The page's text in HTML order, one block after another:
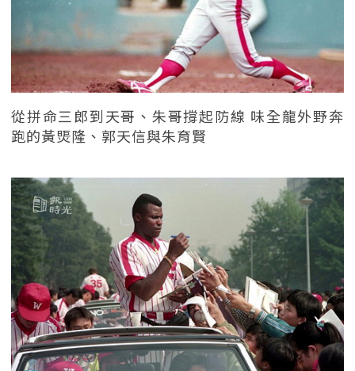
從拼命三郎到天哥、朱哥撐起防線 味全龍外野奔
跑的黃煚隆、郭天信與朱育賢